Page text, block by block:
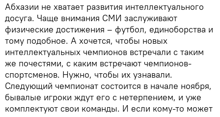
Абхазии не хватает развития интеллектуального
досуга. Чаще внимания СМИ заслуживают
физические достижения – футбол, единоборства и
тому подобное. А хочется, чтобы новых
интеллектуальных чемпионов встречали с таким
же почестями, с каким встречают чемпионов-
спортсменов. Нужно, чтобы их узнавали.
Следующий чемпионат состоится в начале ноября,
бывалые игроки ждут его с нетерпением, и уже
комплектуют свои команды. И если кому-то может